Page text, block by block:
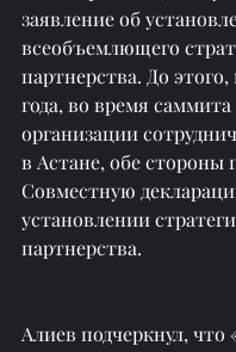
заявление об
всеобъемлющего
партнерства. До
года, во время
организации
в Астане, обе стороны
Совместную
установлении
партнерства.
Алиев подчеркнул,